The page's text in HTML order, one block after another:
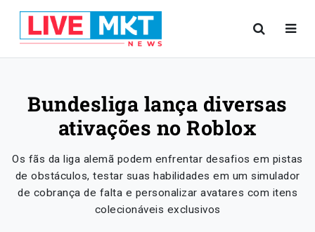
Bundesliga lança diversas
ativações no Roblox
Os fãs da liga alemã podem enfrentar desafios em pistas
de obstáculos, testar suas habilidades em um simulador
de cobrança de falta e personalizar avatares com itens
colecionáveis exclusivos